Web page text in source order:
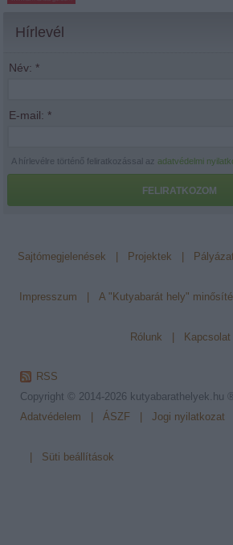
Hírlevél
Név: *
E-mail: *
A hírlevélre történő feliratkozással azadatvédelmi
FELIRATKOZOM
Sajtómegjelenések Projektek
Impresszum A "Kutyabarát hely"
Rólunk Kapcsolat
RSS
Copyright © 2014-2026 kutyabarathelyek.hu ®
Adatvédelem
ÁSZF Jogi nyilatkozat
Süti beállítások